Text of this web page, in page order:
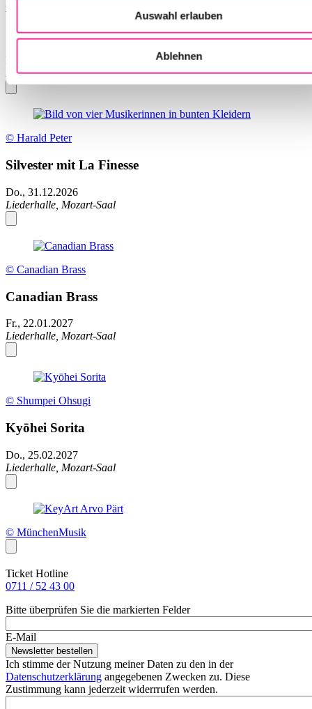
Auswahl erlauben
Ablehnen
© Clara Evens
German Gents
Fr., 18.12.2026
Liederhalle, Mozart-Saal
© Harald Peter
Silvester mit La Finesse
Do., 31.12.2026
Liederhalle, Mozart-Saal
© Canadian Brass
Canadian Brass
Fr., 22.01.2027
Liederhalle, Mozart-Saal
© Shumpei Ohsugi
Kyōhei Sorita
Do., 25.02.2027
Liederhalle, Mozart-Saal
© MünchenMusik
Ticket Hotline
0711 / 52 43 00
Bitte überprüfen Sie die markierten Felder
E-Mail
Ich stimme der Nutzung meiner Daten zu den in der
Datenschutzerklärung angegebenen Zwecken zu. Diese
Zustimmung kann jederzeit widerrrufen werden.